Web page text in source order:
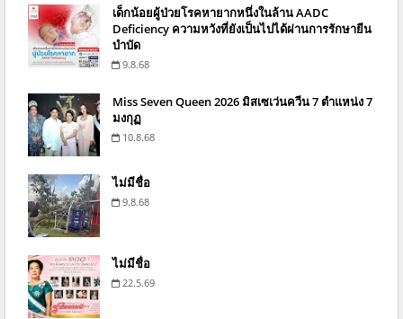
เด็กน้อยผู้ป่วยโรคหายากหนึ่งในล้าน AADC
Deficiency ความหวังที่ยังเป็นไปได้ผ่านการรักษายีน
บำบัด
9.8.68
Miss Seven Queen 2026 มิสเซเว่นควีน 7 ตำแหน่ง 7
มงกุฏ
10.8.68
ไม่มีชื่อ
9.8.68
ไม่มีชื่อ
22.5.69